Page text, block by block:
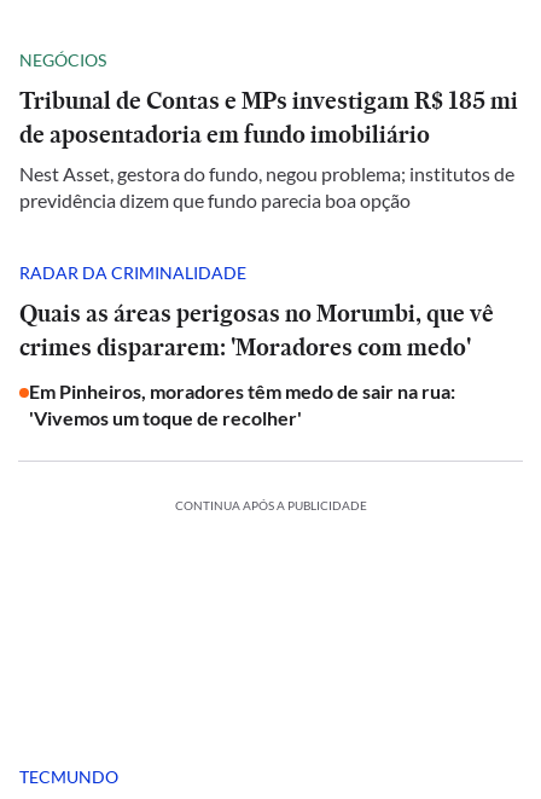
NEGÓCIOS
Tribunal de Contas e MPs investigam R$ 185 mi
de aposentadoria em fundo imobiliário
Nest Asset, gestora do fundo, negou problema; institutos de
previdência dizem que fundo parecia boa opção
RADAR DA CRIMINALIDADE
Quais as áreas perigosas no Morumbi, que vê
crimes dispararem: 'Moradores com medo'
Em Pinheiros, moradores têm medo de sair na rua:
'Vivemos um toque de recolher'
CONTINUA APÓS A PUBLICIDADE
TECMUNDO